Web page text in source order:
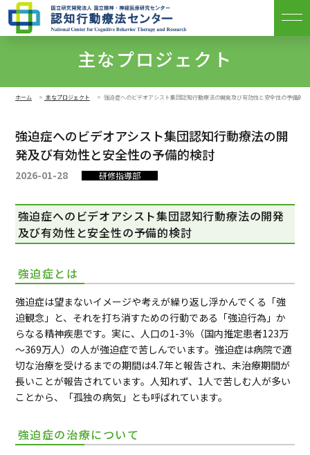
主なプロジェクト
ホーム 主なプロジェクト 強迫症へのビデオアシスト集団認知行動療法の開発及び有効性と安全性の予備的検
強迫症へのビデオアシスト集団認知行動療法の開
発及び有効性と安全性の予備的検討
2026-01-28 研修指導部
強迫症へのビデオアシスト集団認知行動療法の開発
及び有効性と安全性の予備的検討
強迫症とは
強迫症は望まないイメージや考えが繰り返し浮かんでくる「強
迫観念」と、それを打ち消すための行動である「強迫行為」か
らなる精神疾患です。実に、人口の1-3％（国内推定患者123万
～369万人）の人が強迫症で苦しんでいます。強迫症は病院で適
切な治療を受けるまでの期間は4.7年と報告され、未治療期間が
長いことが報告されています。人知れず、1人で苦しむ人が多い
ことから、「孤独の病気」とも呼ばれています。
強迫症の治療について